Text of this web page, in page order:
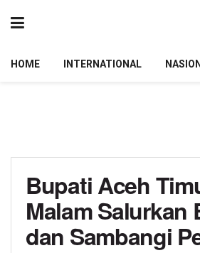
HOME INTERNATIONAL
Bupati Aceh
Malam Salurkan
dan Sambangi